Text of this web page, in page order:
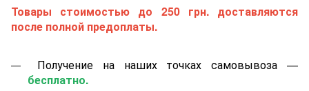
Товары стоимостью до 250 грн. доставляются
после полной предоплаты.
Получение на наших точках самовывоза —
бесплатно.